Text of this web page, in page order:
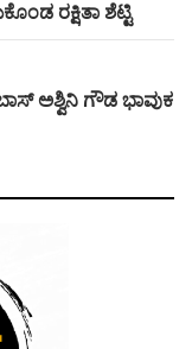
ರಕ್ಷಿತಾ ಶೆಟ್ಟಿ
ಬಾಸ್ ಅಶ್ವಿನಿ ಗೌಡ ಭಾವುಕ